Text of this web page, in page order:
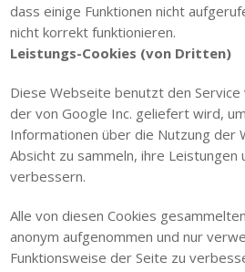
dass einige Funktionen nicht
nicht korrekt funktionieren.
Leistungs-Cookies (von Dritten)
Diese Webseite benutzt den Service
der von Google Inc. geliefert wird,
Informationen über die Nutzung der
Absicht zu sammeln, ihre Leistungen
verbessern.
Alle von diesen Cookies
anonym aufgenommen und nur
Funktionsweise der Seite zu